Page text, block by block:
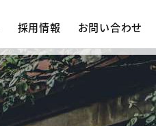
採用情報 お問い合わせ